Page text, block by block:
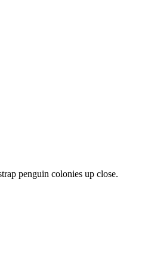
penguin colonies up close.